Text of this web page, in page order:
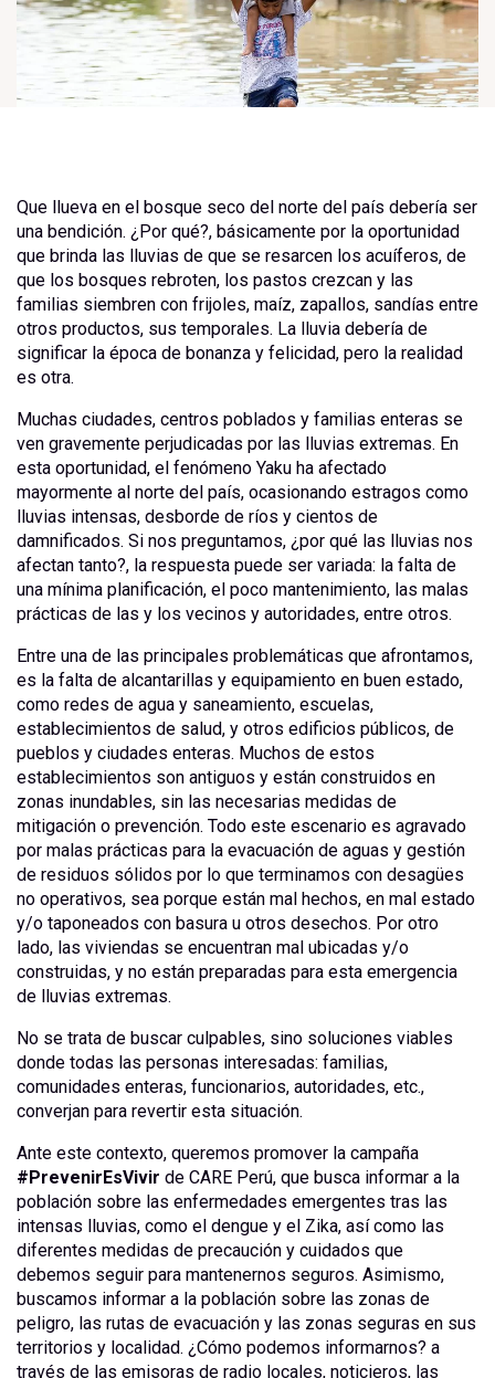
Que llueva en el bosque seco del norte del país debería ser
una bendición. ¿Por qué?, básicamente por la oportunidad
que brinda las lluvias de que se resarcen los acuíferos, de
que los bosques rebroten, los pastos crezcan y las
familias siembren con frijoles, maíz, zapallos, sandías entre
otros productos, sus temporales. La lluvia debería de
significar la época de bonanza y felicidad, pero la realidad
es otra.
Muchas ciudades, centros poblados y familias enteras se
ven gravemente perjudicadas por las lluvias extremas. En
esta oportunidad, el fenómeno Yaku ha afectado
mayormente al norte del país, ocasionando estragos como
lluvias intensas, desborde de ríos y cientos de
damnificados. Si nos preguntamos, ¿por qué las lluvias nos
afectan tanto?, la respuesta puede ser variada: la falta de
una mínima planificación, el poco mantenimiento, las malas
prácticas de las y los vecinos y autoridades, entre otros.
Entre una de las principales problemáticas que afrontamos,
es la falta de alcantarillas y equipamiento en buen estado,
como redes de agua y saneamiento, escuelas,
establecimientos de salud, y otros edificios públicos, de
pueblos y ciudades enteras. Muchos de estos
establecimientos son antiguos y están construidos en
zonas inundables, sin las necesarias medidas de
mitigación o prevención. Todo este escenario es agravado
por malas prácticas para la evacuación de aguas y gestión
de residuos sólidos por lo que terminamos con desagües
no operativos, sea porque están mal hechos, en mal estado
y/o taponeados con basura u otros desechos. Por otro
lado, las viviendas se encuentran mal ubicadas y/o
construidas, y no están preparadas para esta emergencia
de lluvias extremas.
No se trata de buscar culpables, sino soluciones viables
donde todas las personas interesadas: familias,
comunidades enteras, funcionarios, autoridades, etc.,
converjan para revertir esta situación.
Ante este contexto, queremos promover la campaña
#PrevenirEsVivir de CARE Perú, que busca informar a la
población sobre las enfermedades emergentes tras las
intensas lluvias, como el dengue y el Zika, así como las
diferentes medidas de precaución y cuidados que
debemos seguir para mantenernos seguros. Asimismo,
buscamos informar a la población sobre las zonas de
peligro, las rutas de evacuación y las zonas seguras en sus
territorios y localidad. ¿Cómo podemos informarnos? a
través de las emisoras de radio locales, noticieros, las